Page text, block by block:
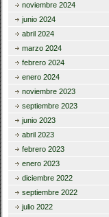
noviembre 2024
junio 2024
abril 2024
marzo 2024
febrero 2024
enero 2024
noviembre 2023
septiembre 2023
junio 2023
abril 2023
febrero 2023
enero 2023
diciembre 2022
septiembre 2022
julio 2022